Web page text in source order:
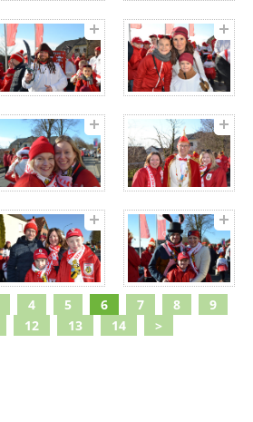
4 5 6 7 8
9
12 13 14 >